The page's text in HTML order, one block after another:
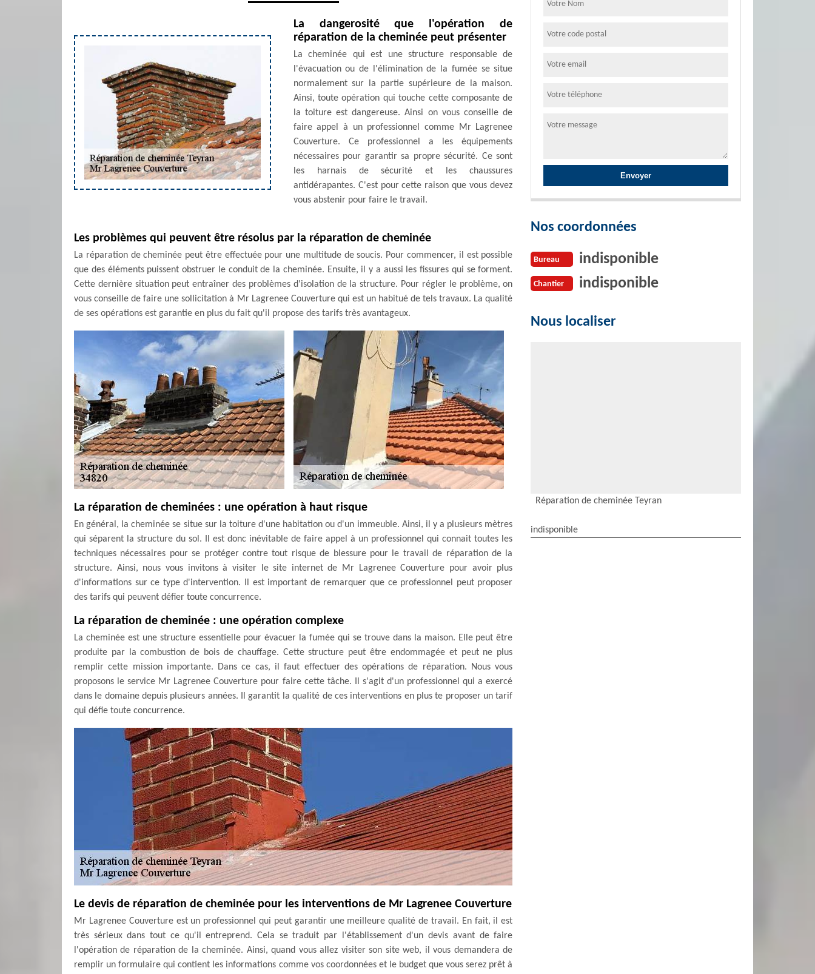
La dangerosité que l'opération de
réparation de la cheminée peut présenter
La cheminée qui est une structure responsable de
l'évacuation ou de l'élimination de la fumée se situe
normalement sur la partie supérieure de la maison.
Ainsi, toute opération qui touche cette composante de
la toiture est dangereuse. Ainsi on vous conseille de
faire appel à un professionnel comme Mr Lagrenee
Couverture. Ce professionnel a les équipements
nécessaires pour garantir sa propre sécurité. Ce sont
les harnais de sécurité et les chaussures
antidérapantes. C'est pour cette raison que vous devez
vous abstenir pour faire le travail.
Les problèmes qui peuvent être résolus par la réparation de cheminée
La réparation de cheminée peut être effectuée pour une multitude de soucis. Pour commencer, il est possible
que des éléments puissent obstruer le conduit de la cheminée. Ensuite, il y a aussi les fissures qui se forment.
Cette dernière situation peut entraîner des problèmes d'isolation de la structure. Pour régler le problème, on
vous conseille de faire une sollicitation à Mr Lagrenee Couverture qui est un habitué de tels travaux. La qualité
de ses opérations est garantie en plus du fait qu'il propose des tarifs très avantageux.
La réparation de cheminées : une opération à haut risque
En général, la cheminée se situe sur la toiture d'une habitation ou d'un immeuble. Ainsi, il y a plusieurs mètres
qui séparent la structure du sol. Il est donc inévitable de faire appel à un professionnel qui connait toutes les
techniques nécessaires pour se protéger contre tout risque de blessure pour le travail de réparation de la
structure. Ainsi, nous vous invitons à visiter le site internet de Mr Lagrenee Couverture pour avoir plus
d'informations sur ce type d'intervention. Il est important de remarquer que ce professionnel peut proposer
des tarifs qui peuvent défier toute concurrence.
La réparation de cheminée : une opération complexe
La cheminée est une structure essentielle pour évacuer la fumée qui se trouve dans la maison. Elle peut être
produite par la combustion de bois de chauffage. Cette structure peut être endommagée et peut ne plus
remplir cette mission importante. Dans ce cas, il faut effectuer des opérations de réparation. Nous vous
proposons le service Mr Lagrenee Couverture pour faire cette tâche. Il s'agit d'un professionnel qui a exercé
dans le domaine depuis plusieurs années. Il garantit la qualité de ces interventions en plus te proposer un tarif
qui défie toute concurrence.
Le devis de réparation de cheminée pour les interventions de Mr Lagrenee Couverture
Mr Lagrenee Couverture est un professionnel qui peut garantir une meilleure qualité de travail. En fait, il est
très sérieux dans tout ce qu'il entreprend. Cela se traduit par l'établissement d'un devis avant de faire
l'opération de réparation de la cheminée. Ainsi, quand vous allez visiter son site web, il vous demandera de
remplir un formulaire qui contient les informations comme vos coordonnées et le budget que vous serez prêt à
Nos coordonnées
Bureau indisponible
Chantier indisponible
Nous localiser
Réparation de cheminée Teyran
indisponible